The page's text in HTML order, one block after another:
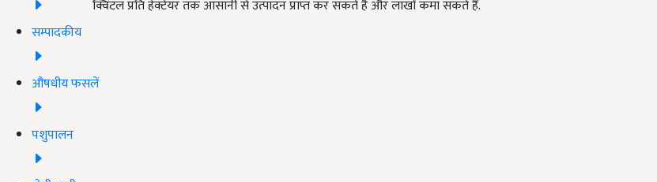
सम्पादकीय
औषधीय फसलें
पशुपालन
क्विंटल प्रति हेक्टेयर तक आसानी से उत्पादन प्राप्त कर सकते है और लाखों कमा सकते हैं.